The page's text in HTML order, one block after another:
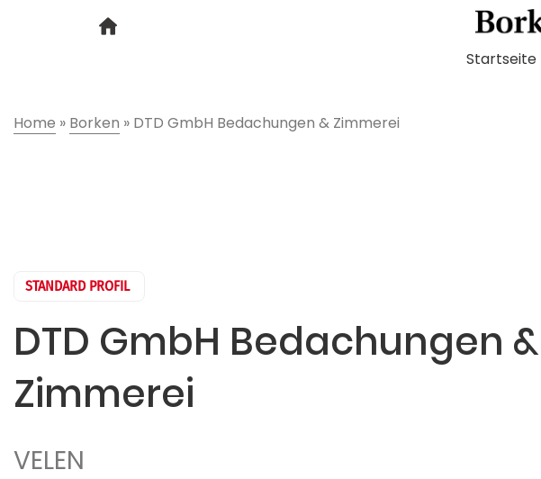
Startseite
Home » Borken » DTD GmbH Bedachungen & Zimmerei
STANDARD PROFIL
DTD GmbH Bedachungen &
Zimmerei
VELEN